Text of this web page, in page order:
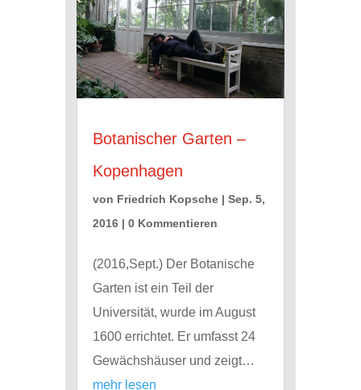
Botanischer Garten –
Kopenhagen
von Friedrich Kopsche| Sep. 5,
2016| 0 Kommentieren
(2016,Sept.) Der Botanische
Garten ist ein Teil der
Universität, wurde im August
1600 errichtet. Er umfasst 24
Gewächshäuser und zeigt…
mehr lesen